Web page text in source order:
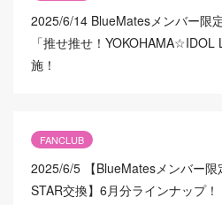
2025/6/14 BlueMatesメンバー限
「推せ推せ！
施！
FANCLUB
2025/6/5 【BlueMatesメンバー
STAR交換】6月分ラインナップ！